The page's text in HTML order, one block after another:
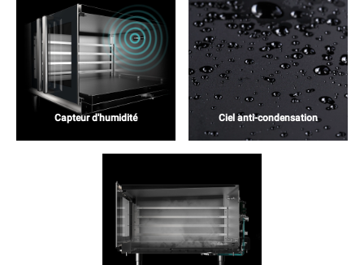
Capteur d'humidité Ciel anti-condensation